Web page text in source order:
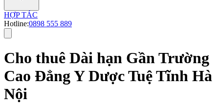
HỢP TÁC
Hotline:0898 555 889
Cho thuê Dài hạn Gần Trường
Cao Đẳng Y Dược Tuệ Tĩnh Hà
Nội